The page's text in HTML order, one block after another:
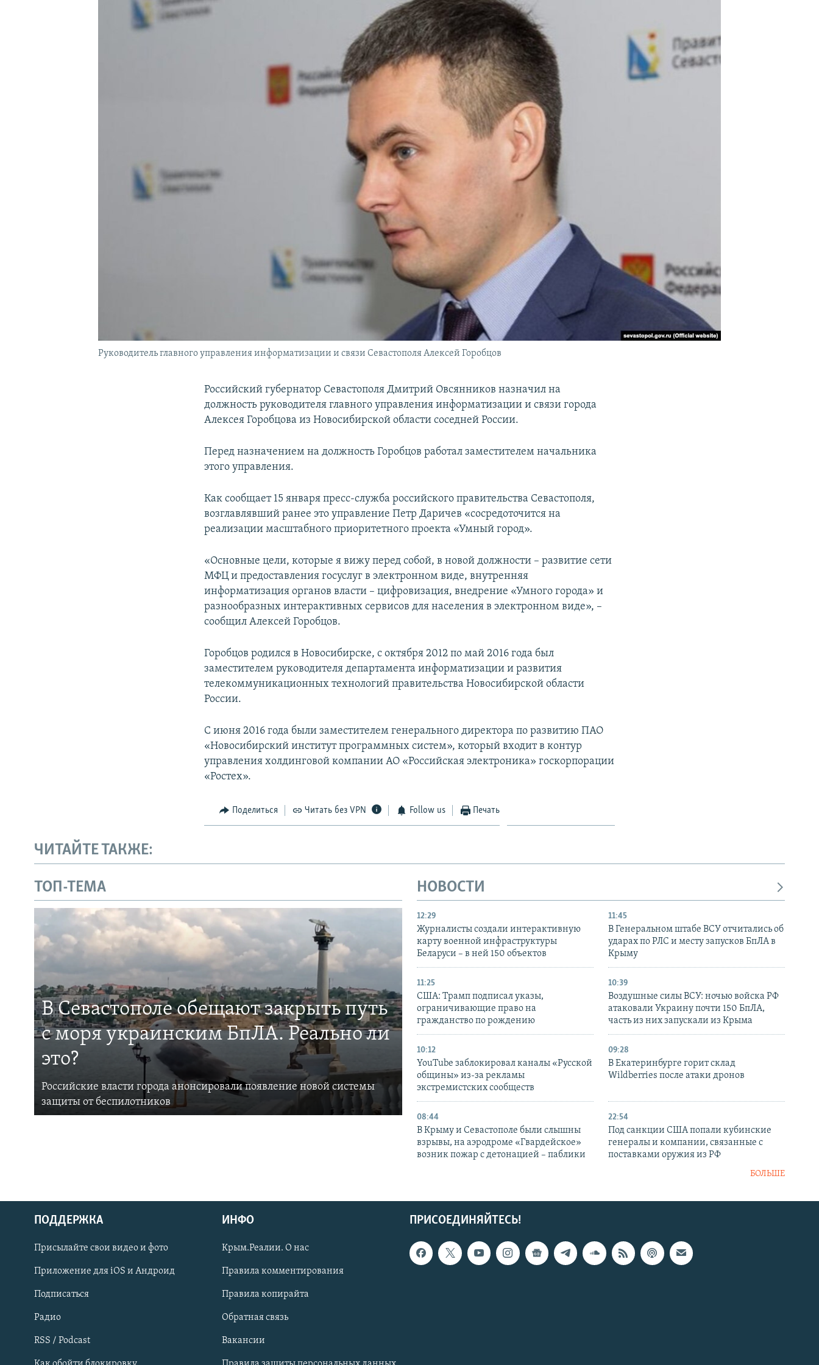
Українською
Qırımtatar
ПРИСОЕДИНЯЙТЕСЬ!
Руководитель главного управления информатизации и связи Севастополя Алексей Горобцов
Российский губернатор Севастополя Дмитрий Овсянников назначил на
должность руководителя главного управления информатизации и связи города
Алексея Горобцова из Новосибирской области соседней России.
Перед назначением на должность Горобцов работал заместителем начальника
этого управления.
Как сообщает 15 января пресс-служба российского правительства Севастополя,
возглавлявший ранее это управление Петр Даричев «сосредоточится на
реализации масштабного приоритетного проекта «Умный город».
«Основные цели, которые я вижу перед собой, в новой должности – развитие сети
МФЦ и предоставления госуслуг в электронном виде, внутренняя
информатизация органов власти – цифровизация, внедрение «Умного города» и
разнообразных интерактивных сервисов для населения в электронном виде», –
сообщил Алексей Горобцов.
Горобцов родился в Новосибирске, с октября 2012 по май 2016 года был
заместителем руководителя департамента информатизации и развития
телекоммуникационных технологий правительства Новосибирской области
России.
С июня 2016 года были заместителем генерального директора по развитию ПАО
«Новосибирский институт программных систем», который входит в контур
управления холдинговой компании АО «Российская электроника» госкорпорации
«Ростех».
Поделиться Читать без VPN Follow us Печать
ЧИТАЙТЕ ТАКЖЕ:
ТОП-ТЕМА
В Севастополе обещают закрыть путь
с моря украинским БпЛА. Реально ли
это?
Российские власти города анонсировали появление новой системы
защиты от беспилотников
НОВОСТИ
12:29
Журналисты создали интерактивную
карту военной инфраструктуры
Беларуси – в ней 150 объектов
11:45
В Генеральном штабе ВСУ отчитались об
ударах по РЛС и месту запусков БпЛА в
Крыму
11:25
США: Трамп подписал указы,
ограничивающие право на
гражданство по рождению
10:39
Воздушные силы ВСУ: ночью войска РФ
атаковали Украину почти 150 БпЛА,
часть из них запускали из Крыма
10:12
YouTube заблокировал каналы «Русской
общины» из-за рекламы
экстремистских сообществ
09:28
В Екатеринбурге горит склад
Wildberries после атаки дронов
08:44
В Крыму и Севастополе были слышны
взрывы, на аэродроме «Гвардейское»
возник пожар с детонацией – паблики
22:54
Под санкции США попали кубинские
генералы и компании, связанные с
поставками оружия из РФ
БОЛЬШЕ
ПРИСОЕДИНЯЙТЕСЬ!
ПОДДЕРЖКА
Присылайте свои видео и фото
Приложение для iOS и Андроид
Подписаться
Радио
RSS / Podcast
ИНФО
Крым.Реалии. О нас
Правила комментирования
Правила копирайта
Обратная связь
Вакансии